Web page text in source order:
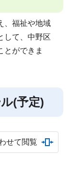
、福祉や地域
して、中野区
とができま
(予定)
せて閲覧